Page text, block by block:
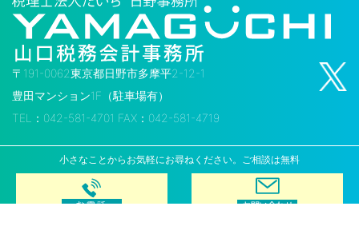
〒191-0062東京都日野市多摩平2-12-1
豊田マンション1F（駐車場有）
TEL：042-581-4701 FAX：042-581-4719
小さなことからお気軽にお尋ねください。ご相談は無料